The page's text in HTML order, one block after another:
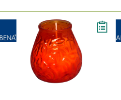
Läs mer